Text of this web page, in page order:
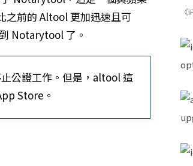
之前的 Altool 更加迅速且可
Notarytool 了。
公證工作。但是，altool 這
Store。